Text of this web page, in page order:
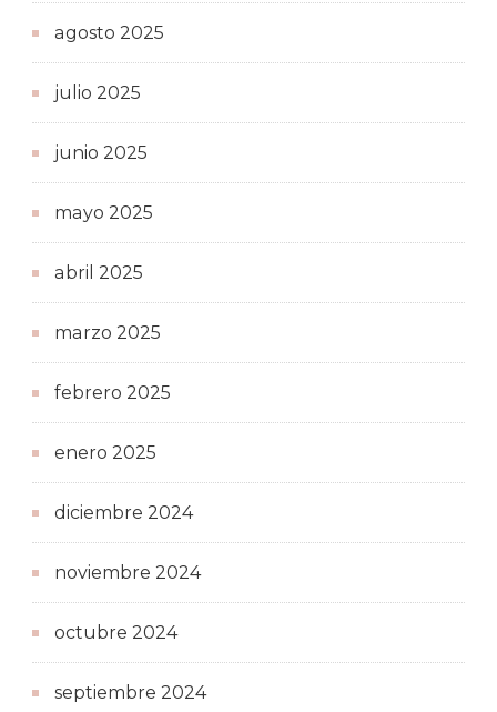
agosto 2025
julio 2025
junio 2025
mayo 2025
abril 2025
marzo 2025
febrero 2025
enero 2025
diciembre 2024
noviembre 2024
octubre 2024
septiembre 2024